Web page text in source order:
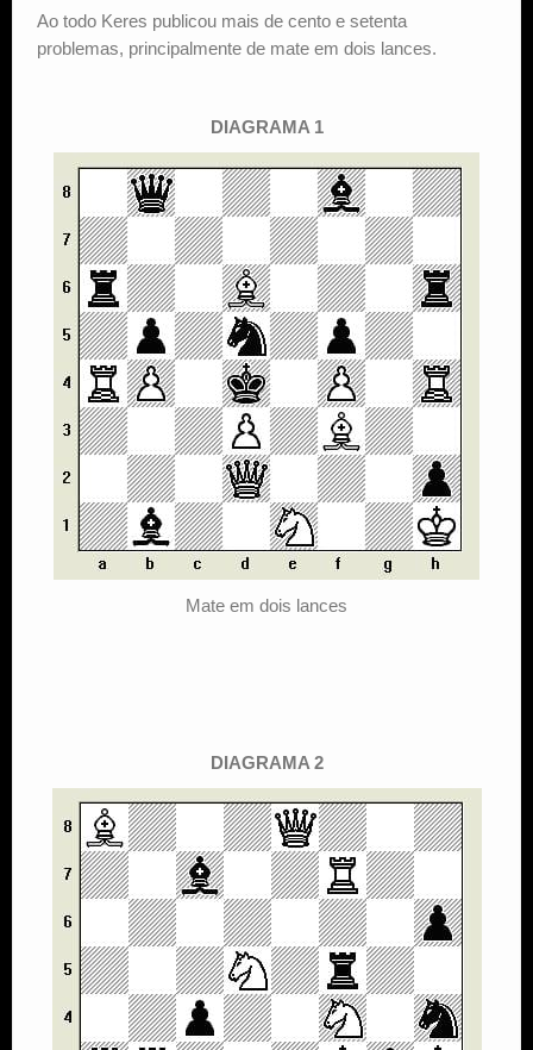
Ao todo Keres publicou mais de cento e setenta
problemas, principalmente de mate em dois lances.
DIAGRAMA 1
Mate em dois lances
DIAGRAMA 2